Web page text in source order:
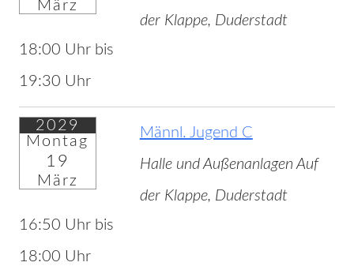
März
18:00 Uhr bis
19:30 Uhr
der Klappe, Duderstadt
2029
Montag
19
März
16:50 Uhr bis
18:00 Uhr
Männl. Jugend C
Halle und Außenanlagen Auf
der Klappe, Duderstadt